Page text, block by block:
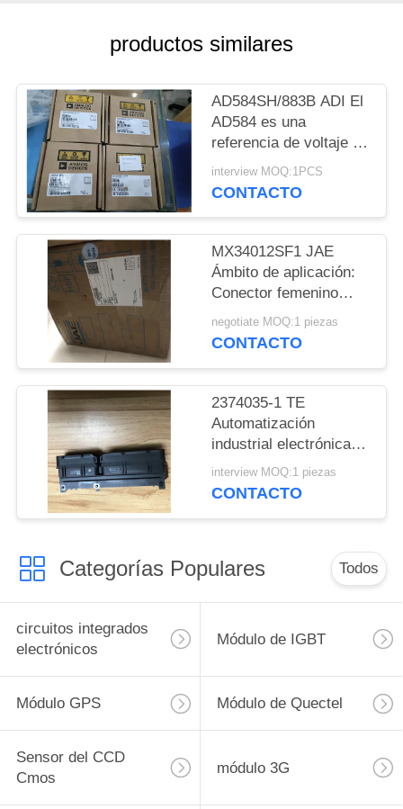
SITIO
POLÍTICAS
DE
PRIVACIDAD
productos similares
AD584SH/883B ADI El
AD584 es una
referencia de voltaje de
precisión de 8
terminales que ofrece
interview MOQ:1PCS
CONTACTO
MX34012SF1 JAE
Ámbito de aplicación:
Conector femenino
para vehículos
negotiate MOQ:1 piezas
CONTACTO
2374035-1 TE
Automatización
industrial electrónica
de consumo Equipos
médicos
interview MOQ:1 piezas
CONTACTO
Categorías Populares Todos
circuitos integrados
electrónicos
Módulo de IGBT
Módulo GPS Módulo de Quectel
Sensor del CCD
Cmos
módulo 3G